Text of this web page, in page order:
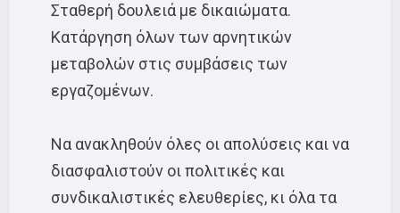
Σταθερή δουλειά με δικαιώματα.
Κατάργηση όλων των αρνητικών
μεταβολών στις συμβάσεις των
εργαζομένων.
Να ανακληθούν όλες οι απολύσεις και να
διασφαλιστούν οι πολιτικές και
συνδικαλιστικές ελευθερίες, κι όλα τα